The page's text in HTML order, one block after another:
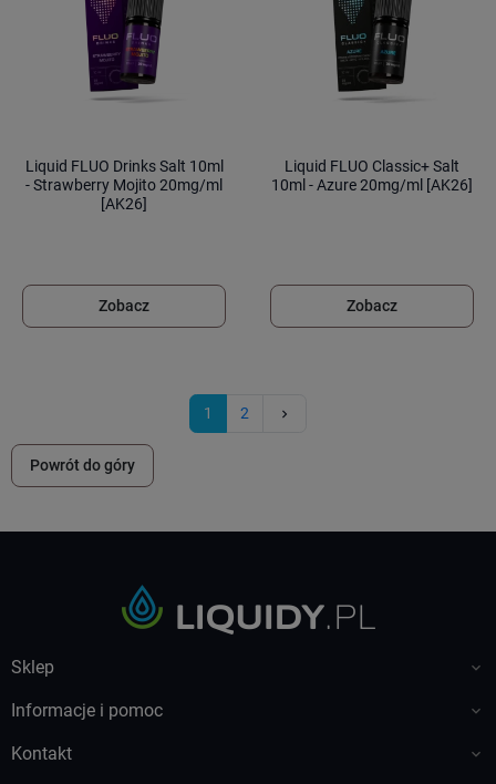
Liquid FLUO Drinks Salt 10ml
- Strawberry Mojito 20mg/ml
[AK26]
Zobacz
Liquid FLUO Classic+ Salt
10ml - Azure 20mg/ml [AK26]
Zobacz
1 2 keyboard_arrow_right
Powrót do góry
Sklep 
Informacje i pomoc 
Kontakt 